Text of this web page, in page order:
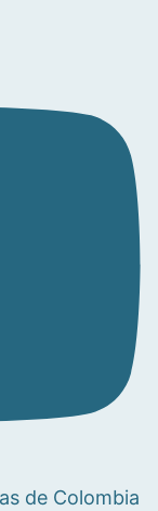
de Colombia